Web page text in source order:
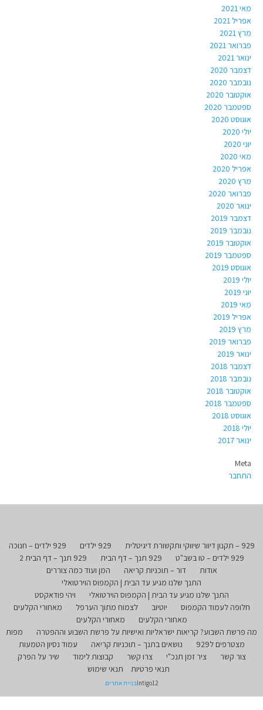
מאי 2021
אפריל 2021
מרץ 2021
פברואר 2021
ינואר 2021
דצמבר 2020
נובמבר 2020
אוקטובר 2020
ספטמבר 2020
אוגוסט 2020
יולי 2020
יוני 2020
מאי 2020
אפריל 2020
מרץ 2020
פברואר 2020
ינואר 2020
דצמבר 2019
נובמבר 2019
אוקטובר 2019
ספטמבר 2019
אוגוסט 2019
יולי 2019
יוני 2019
מאי 2019
אפריל 2019
מרץ 2019
פברואר 2019
ינואר 2019
דצמבר 2018
נובמבר 2018
אוקטובר 2018
ספטמבר 2018
אוגוסט 2018
יולי 2018
ינואר 2017
Meta
התחבר
929 – תקנון דיוור שיווקי ותקשורת דיגיטלית 929 ילדים
929 ילדים – חנוכה
929 ילדים – טו בשב"ט
929 תנך – דף הבית
929 תנך – דף הבית 2
אודות
דור – תוכניות קריאה
המן ועוד כמה צוררים
התנך שלנו מגיע עד הבית | הקמפוס הוירטואלי
התנך שלנו מגיע עד הבית | הקמפוס הוירטואלי
ויהי פודאקסט
חלופה לעמוד הקמפוס
יוטיוב לצמוח מתוך הערפל
מאחורי הקלעים
מאחורי הקלעים
מאחורי הקלעים
מה פרשת השבוע? קריאות ישראליות ואישיות על פרשת השבוע וההפטרה
מפות
מצטרפים ל929
נושאים בתנך – תוכניות קריאה
עמוד נסיון הטמעות
צור קשר
ציר זמן תנכ"י צרו קשר קבוצות לימוד
שיר על הפרק
תנאי פרטיות
תנאי שימוש
Intigo12בניית אתרים